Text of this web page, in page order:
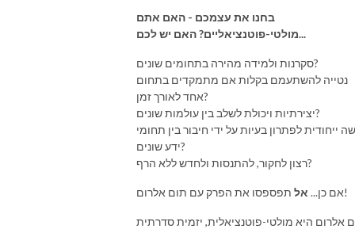
בחנו את עצמכם - האם אתם
מולטי-פוטנציאליים? האם יש לכם...
סקרנות ולמידה מהירה בתחומים שונים?
נטייה להשתעמם בקלות אם מתמקדים בתחום
אחד לאורך זמן?
יצירתיות ויכולת לשלב בין עולמות שונים?
ייחודית לפתרון בעיות על ידי חיבור בין תחומי
ידע שונים?
רצון לחקור, להתנסות ולחדש ללא הרף?
אם כן... אל תפספסו את הפרק עם תום אלרום!
אלרום היא מולטי-פוטנציאלית, יזמית סדרתית